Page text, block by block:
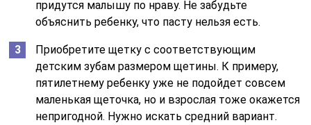
придутся малышу по нраву. Не забудьте
объяснить ребенку, что пасту нельзя есть.
Приобретите щетку с соответствующим
детским зубам размером щетины. К примеру,
пятилетнему ребенку уже не подойдет совсем
маленькая щеточка, но и взрослая тоже окажется
непригодной. Нужно искать средний вариант.